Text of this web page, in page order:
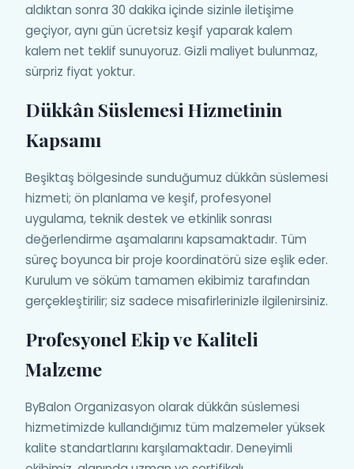
aldıktan sonra 30 dakika içinde sizinle iletişime
geçiyor, aynı gün ücretsiz keşif yaparak kalem
kalem net teklif sunuyoruz. Gizli maliyet bulunmaz,
sürpriz fiyat yoktur.
Dükkân Süslemesi Hizmetinin
Kapsamı
Beşiktaş bölgesinde sunduğumuz dükkân süslemesi
hizmeti; ön planlama ve keşif, profesyonel
uygulama, teknik destek ve etkinlik sonrası
değerlendirme aşamalarını kapsamaktadır. Tüm
süreç boyunca bir proje koordinatörü size eşlik eder.
Kurulum ve söküm tamamen ekibimiz tarafından
gerçekleştirilir; siz sadece misafirlerinizle ilgilenirsiniz.
Profesyonel Ekip ve Kaliteli
Malzeme
ByBalon Organizasyon olarak dükkân süslemesi
hizmetimizde kullandığımız tüm malzemeler yüksek
kalite standartlarını karşılamaktadır. Deneyimli